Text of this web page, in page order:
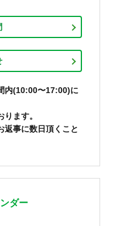
内(10:00〜17:00)に
ます。
返事に数日頂くこと
ダー